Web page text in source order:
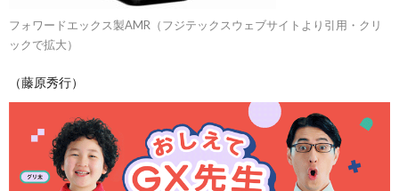
フォワードエックス製AMR（フジテックスウェブサイトより引用・クリ
ックで拡大）
（藤原秀行）